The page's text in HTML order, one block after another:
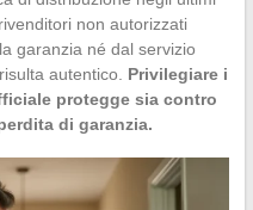
non autorizzati
garanzia né dal servizio
autentico. Privilegiare i
protegge sia contro
di garanzia.